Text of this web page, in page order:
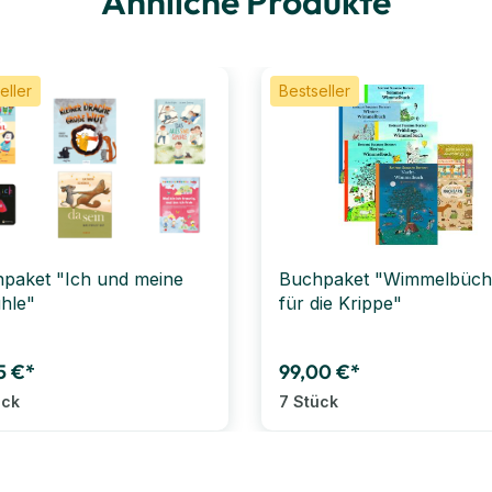
"Ich und meine
€*
Bestseller
Buchpaket
für die Krippe"
99,00 €*
7 Stück